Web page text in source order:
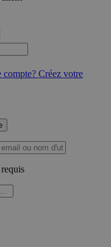
compte? Créez votre